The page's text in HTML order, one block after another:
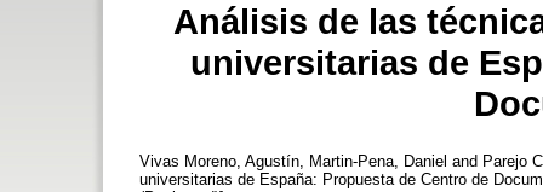
Análisis de las
universitarias de
Vivas Moreno, Agustín Martin-Pena, Daniel and Parejo
universitarias de España: Propuesta de Centro de